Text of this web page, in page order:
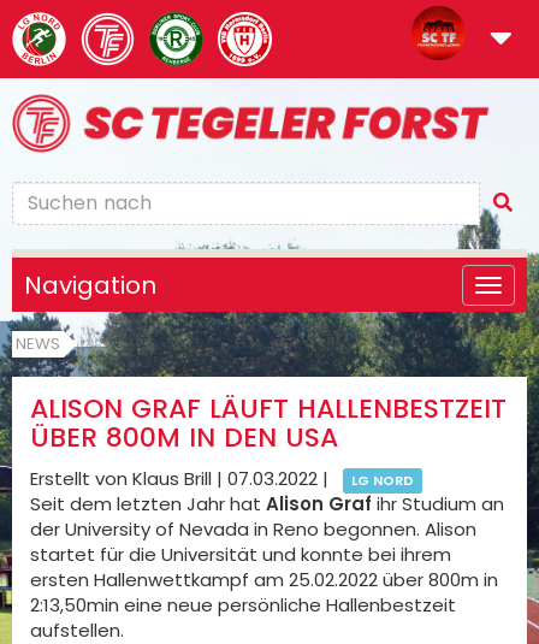
Navigation
NEWS
ALISON GRAF LÄUFT HALLENBESTZEIT
ÜBER 800M IN DEN USA
Erstellt von Klaus Brill | 07.03.2022 | LG NORD
Seit dem letzten Jahr hat Alison Graf ihr Studium an
der University of Nevada in Reno begonnen. Alison
startet für die Universität und konnte bei ihrem
ersten Hallenwettkampf am 25.02.2022 über 800m in
2:13,50min eine neue persönliche Hallenbestzeit
aufstellen.